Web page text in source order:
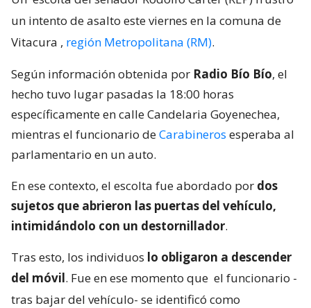
un intento de asalto este viernes en la comuna de
Vitacura , región Metropolitana (RM).
Según información obtenida por Radio Bío Bío, el
hecho tuvo lugar pasadas la 18:00 horas
específicamente en calle Candelaria Goyenechea,
mientras el funcionario deCarabineros esperaba al
parlamentario en un auto.
En ese contexto, el escolta fue abordado por dos
sujetos que abrieron las puertas del vehículo,
intimidándolo con un destornillador.
Tras esto, los individuos lo obligaron a descender
del móvil. Fue en ese momento que el funcionario -
tras bajar del vehículo- se identificó como